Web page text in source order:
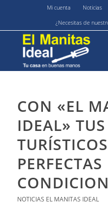
Mi cuenta Noticias
¿Necesitas de
CON «EL
IDEAL»
PERFECTAS
NOTICIAS EL MANITAS IDEAL